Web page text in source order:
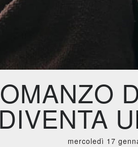
mercoledì 17